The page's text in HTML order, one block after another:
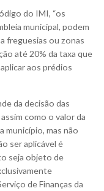
do IMI, “os
municipal, podem
freguesias ou zonas
até 20% da taxa que
aos prédios
da decisão das
como o valor da
município, mas não
ser aplicável é
seja objeto de
de Finanças da